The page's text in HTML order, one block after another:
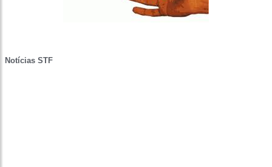
Notícias STF